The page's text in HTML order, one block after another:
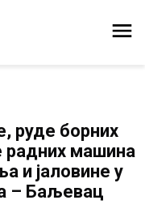
руде борних
машина
и јаловине у
– Баљевац